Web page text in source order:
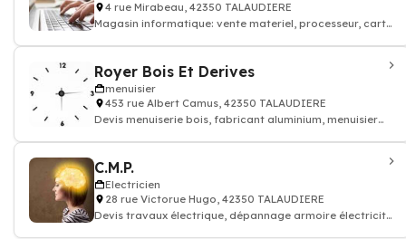
4 rue Mirabeau, 42350 TALAUDIERE
Magasin informatique: vente materiel, processeur, carte
Royer Bois Et Derives
menuisier
453 rue Albert Camus, 42350 TALAUDIERE
Devis menuiserie bois, fabricant aluminium, menuisier
C.M.P.
Electricien
28 rue Victorue Hugo, 42350 TALAUDIERE
Devis travaux électrique, dépannage armoire électricité